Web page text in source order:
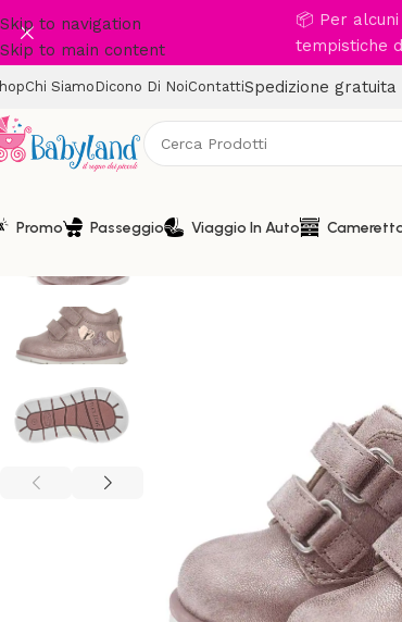
Skip to navigation
Skip to main content
📦 Per
tempistiche
Chi Siamo Dicono Di NoiContattiSpedizione
Promo Passeggio Viaggio In Auto